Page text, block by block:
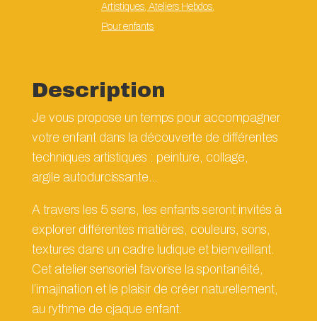
Artistiques ,Ateliers Hebdos
Pour enfants
Description
Je vous propose un temps pour accompagner
votre enfant dans la découverte de différentes
techniques artistiques : peinture, collage,
argile autodurcissante…
A travers les 5 sens, les enfants seront invités à
explorer différentes matières, couleurs, sons,
textures dans un cadre ludique et bienveillant.
Cet atelier sensoriel favorise la spontanéité,
l’imajination et le plaisir de créer naturellement,
au rythme de cjaque enfant.